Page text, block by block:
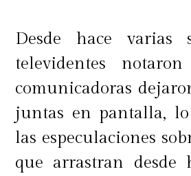
Desde hace varias
televidentes
comunicadoras
juntas en pantalla,
las especulaciones
que arrastran desde